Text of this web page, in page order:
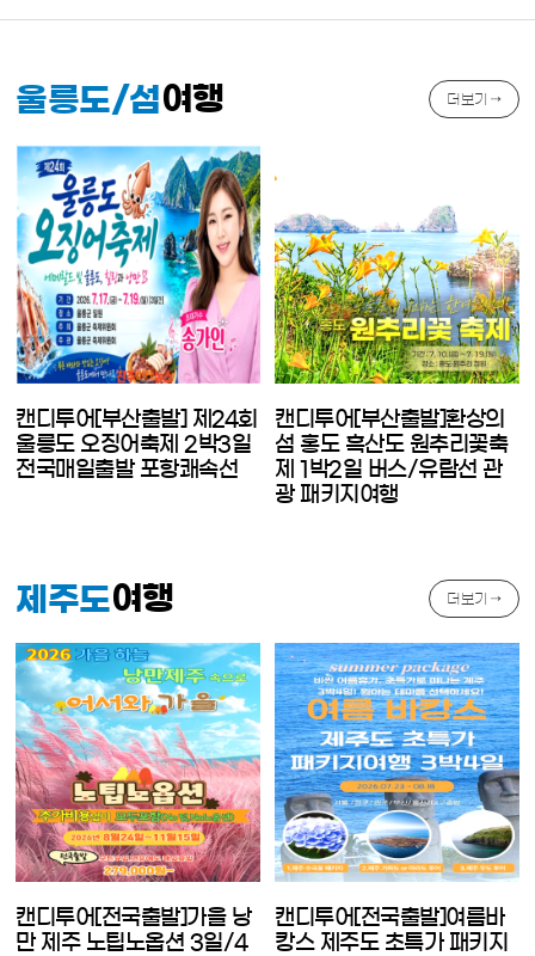
울릉도/섬여행 더보기 →
캔디투어[부산출발] 제24회
울릉도 오징어축제 2박3일
전국매일출발 포항쾌속선
캔디투어[부산출발]환상의
섬 홍도 흑산도 원추리꽃축
제 1박2일 버스/유람선 관
광 패키지여행
제주도여행 더보기 →
캔디투어[전국출발]가을 낭
만 제주 노팁노옵션 3일/4
캔디투어[전국출발]여름바
캉스 제주도 초특가 패키지